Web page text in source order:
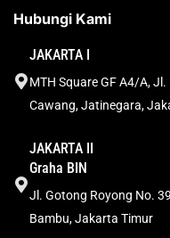
Hubungi Kami
JAKARTA I
MTH Square GF A4/A,
Cawang, Jatinegara,
JAKARTA II
Graha BIN
Jl. Gotong Royong No.
Bambu, Jakarta Timur